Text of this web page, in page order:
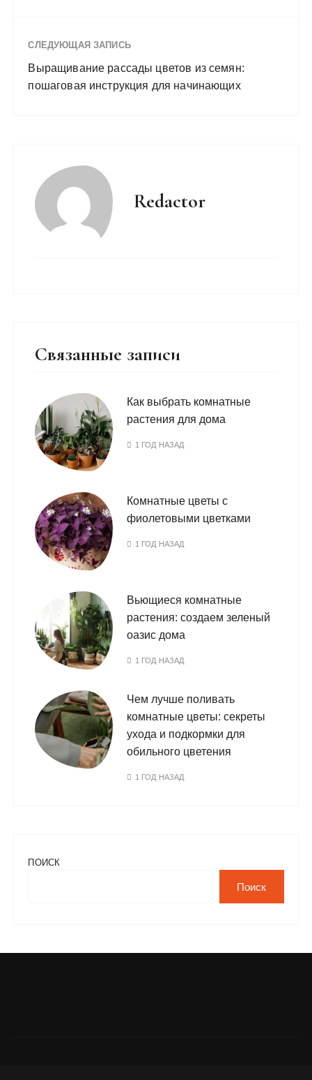
СЛЕДУЮЩАЯ ЗАПИСЬ
Выращивание рассады цветов из семян:
пошаговая инструкция для начинающих
Redactor
Связанные записи
Как выбрать комнатные
растения для дома
1 ГОД НАЗАД
Комнатные цветы с
фиолетовыми цветками
1 ГОД НАЗАД
Вьющиеся комнатные
растения: создаем зеленый
оазис дома
1 ГОД НАЗАД
Чем лучше поливать
комнатные цветы: секреты
ухода и подкормки для
обильного цветения
1 ГОД НАЗАД
ПОИСК
Поиск